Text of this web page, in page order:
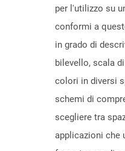
per l'utilizzo su
conformi a
in grado di
bilevello, scala
colori in diversi
schemi di
scegliere tra
applicazioni che